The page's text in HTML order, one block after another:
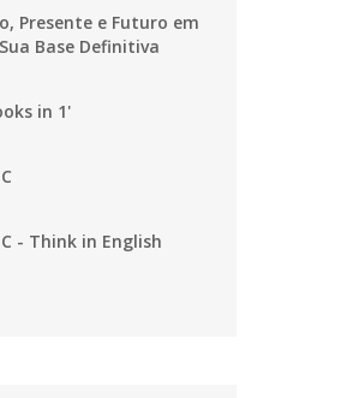
>
Presente e Futuro em
Base Definitiva
in 1'
- Think in English